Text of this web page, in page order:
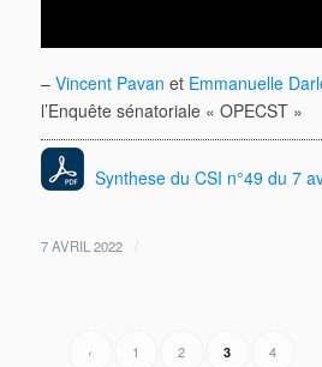
– Vincent Pavan et Emmanuelle
l’Enquête sénatoriale « OPECST »
Synthese du CSI n°49 du 7
7 AVRIL 2022 /
‹ 1 2 3 4